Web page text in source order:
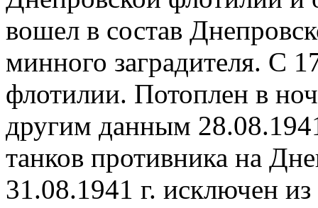
вошел в состав
минного заградителя. С
флотилии. Потоплен в
другим данным
танков противника на
31.08.1941 г. исключен